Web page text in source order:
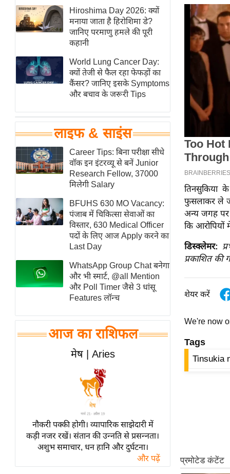
बॉलीवुड
हॉलीवुड
फिल्म समीक्षा
News
लाइफस्टाइल
टेक्नॉलॉजी
ब्यूटी/फैशन
घरेलू नुस्खे
पर्यटन स्थल
फिटनेस मंत्रा
रिलेशनशिप
विश्लेषण
समसामयिक
मातृभूमि
स्तंभ
एम.
आर.
चाय पर
समीक्षा
व्रत
त्योहार
राशिफल
विशेष
Hiroshima Day 2026: क्यों
मनाया जाता है हिरोशिमा डे?
जानिए परमाणु हमले की पूरी
कहानी
World Lung Cancer Day:
क्यों तेजी से फैल रहा फेफड़ों का
कैंसर? जानिए इसके Symptoms
और बचाव के जरूरी Tips
लाइफ & साइंस
Career Tips: बिना परीक्षा सीधे
वॉक इन इंटरव्यू से बनें Junior
Research Fellow, 37000
मिलेगी Salary
BFUHS 630 MO Vacancy:
पंजाब में चिकित्सा सेवाओं का
विस्तार, 630 Medical Officer
पदों के लिए आज Apply करने का
Last Day
WhatsApp Group Chat बनेगा
और भी स्मार्ट, @all Mention
और Poll Timer जैसे 3 धांसू
Features लॉन्च
आज का राशिफल
मेष | Aries
नौकरी पक्की होगी। व्यापारिक साझेदारी में
कड़ी नजर रखें। संतान की उन्नति से प्रसन्नता।
अशुभ समाचार, धन हानि और दुर्घटना।
और पढ़ें
तिनसुकिया
फुसलाकर ले
अन्य जगह पर
कि आरोपियों
डिस्क्लेमर:
प्रकाशित की
शेयर करें
We're now
Tags
Tinsukia